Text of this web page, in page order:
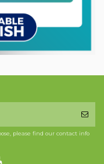
please find our contact info